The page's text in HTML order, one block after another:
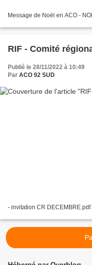
Message
RIF - Comité
Publié le 28/11/2022 à 10:49
Par ACO 92 SUD
- invitation CR DECEMBRE.pdf